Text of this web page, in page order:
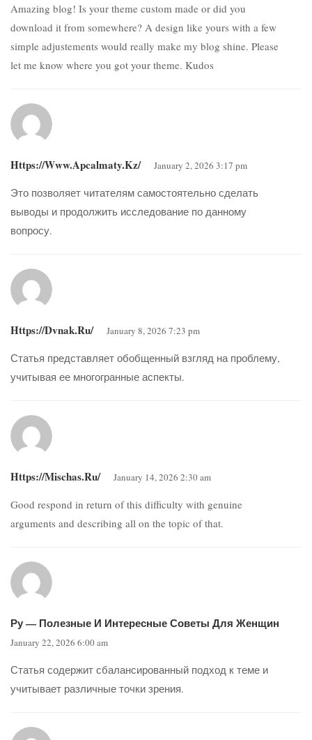
Amazing blog! Is your theme custom made or did you
download it from somewhere? A design like yours with a few
simple adjustements would really make my blog shine. Please
let me know where you got your theme. Kudos
Https://www.apcalmaty.kz/ January 2, 2026 3:17 pm
Это позволяет читателям самостоятельно сделать
выводы и продолжить исследование по данному
вопросу.
Https://dvnak.ru/ January 8, 2026 7:23 pm
Статья представляет обобщенный взгляд на проблему,
учитывая ее многогранные аспекты.
Https://mischas.ru/ January 14, 2026 2:30 am
Good respond in return of this difficulty with genuine
arguments and describing all on the topic of that.
Ру — Полезные И Интересные Советы Для Женщин
January 22, 2026 6:00 am
Статья содержит сбалансированный подход к теме и
учитывает различные точки зрения.